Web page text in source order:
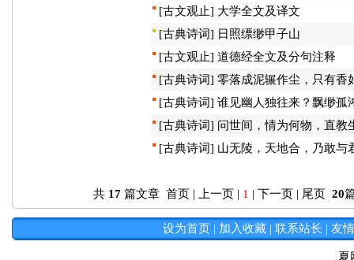
[古文观止] 大学全文及译文
[古典诗词] 日照缥缈甲子山
[古文观止] 道德经全文及分句注释
[古典诗词] 零落成泥辗作尘，只有香
[古典诗词] 谁见幽人独往来？飘缈孤
[古典诗词] 问世间，情为何物，直教
[古典诗词] 山无陵，天地合，乃敢与
共 17 篇文章 首页 | 上一页 | 1 | 下一页 | 尾页 20
设为首页 | 加入收藏 | 联系站长 | 友
夏